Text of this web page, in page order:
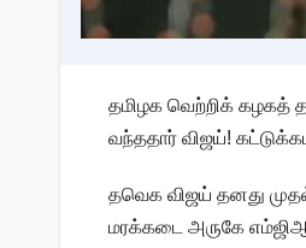
தமிழக வெற்றிக் கழகத்
வந்ததார் விஜய்!
தவெக விஜய் தனது முதல்
மரக்கடை அருகே